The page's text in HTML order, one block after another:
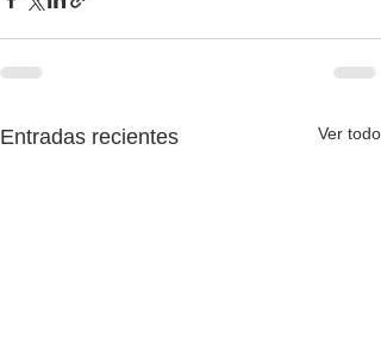
Entradas recientes Ver todo